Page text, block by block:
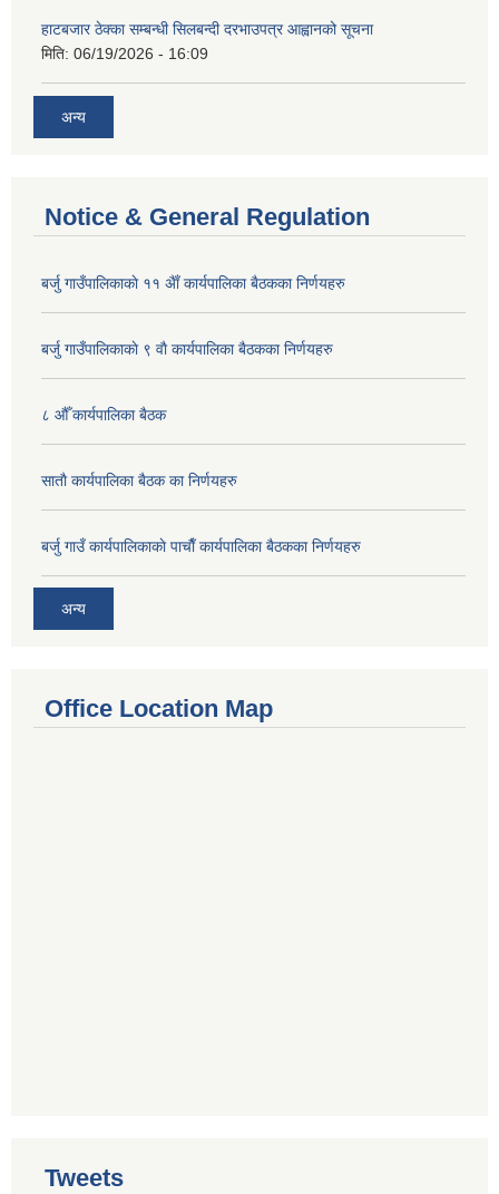
हाटबजार ठेक्का सम्बन्धी सिलबन्दी दरभाउपत्र आह्वानको सूचना
मिति: 06/19/2026 - 16:09
अन्य
Notice & General Regulation
बर्जु गाउँपालिकाकाे ११ अैाँ कार्यपालिका बैठकका निर्णयहरु
बर्जु गाउँपालिकाकाे ९ वाै‌ कार्यपालिका बैठकका निर्णयहरु
८ औँ कार्यपालिका बैठक
साताै‌ कार्यपालिका बैठक का निर्णयहरु
बर्जु गाउँ कार्यपालिकाकाे पाचाै‌ँ कार्यपालिका बैठकका निर्णयहरु
अन्य
Office Location Map
Tweets